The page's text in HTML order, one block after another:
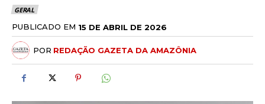
GERAL
PUBLICADO EM 15 DE ABRIL DE 2026
POR REDAÇÃO GAZETA DA AMAZÔNIA